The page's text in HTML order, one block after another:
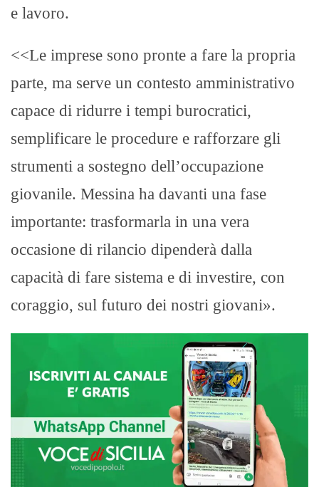
e lavoro.
<<Le imprese sono pronte a fare la propria
parte, ma serve un contesto amministrativo
capace di ridurre i tempi burocratici,
semplificare le procedure e rafforzare gli
strumenti a sostegno dell’occupazione
giovanile. Messina ha davanti una fase
importante: trasformarla in una vera
occasione di rilancio dipenderà dalla
capacità di fare sistema e di investire, con
coraggio, sul futuro dei nostri giovani».